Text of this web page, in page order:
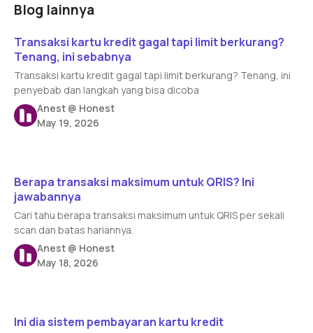
Blog lainnya
Transaksi kartu kredit gagal tapi limit berkurang?
Tenang, ini sebabnya
Transaksi kartu kredit gagal tapi limit berkurang? Tenang, ini
penyebab dan langkah yang bisa dicoba
Anest @ Honest
May 19, 2026
Berapa transaksi maksimum untuk QRIS? Ini
jawabannya
Cari tahu berapa transaksi maksimum untuk QRIS per sekali
scan dan batas hariannya.
Anest @ Honest
May 18, 2026
Ini dia sistem pembayaran kartu kredit